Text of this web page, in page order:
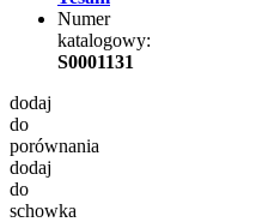
Numer
katalogowy:
S0001131
dodaj
do
porównania
dodaj
do
schowka